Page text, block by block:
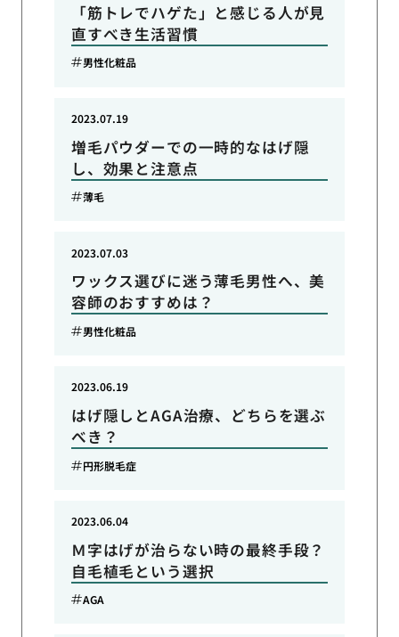
「筋トレでハゲた」と感じる人が見
直すべき生活習慣
男性化粧品
増毛パウダーでの一時的なはげ隠
し、効果と注意点
2023.07.19
薄毛
ワックス選びに迷う薄毛男性へ、美
容師のおすすめは？
2023.07.03
男性化粧品
はげ隠しとAGA治療、どちらを選ぶ
べき？
2023.06.19
円形脱毛症
Ｍ字はげが治らない時の最終手段？
自毛植毛という選択
2023.06.04
AGA